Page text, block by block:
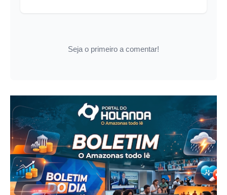
Seja o primeiro a comentar!